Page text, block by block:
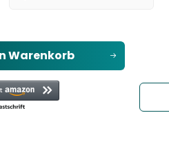
Warenkorb